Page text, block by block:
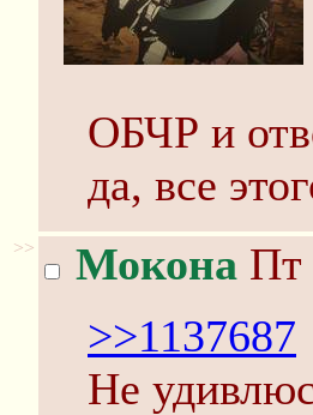
ОБЧР и
да, все
>> Мокона Пт
>>1137687
Не